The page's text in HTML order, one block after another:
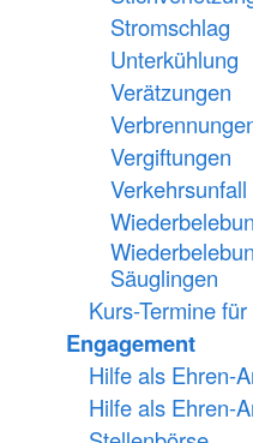
Stromschlag
Unterkühlung
Verätzungen
Vergiftungen
Verkehrsunfall
Säuglingen
Kurs-Termine
Engagement
Hilfe als Ehren-
Hilfe als Ehren-